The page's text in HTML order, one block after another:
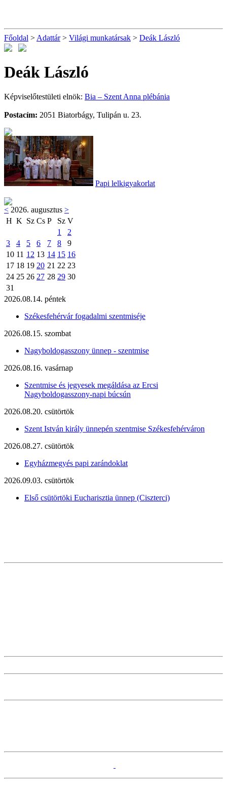
Főoldal > Adattár> Világi munkatársak > Deák László
Deák László
Képviselőtestületi elnök: Bia – Szent Anna plébánia
Postacím: 2051 Biatorbágy, Tulipán u. 23.
Papi lelkigyakorlat
< 2026. augusztus >
H K Sz Cs P Sz V
1
2
3
4 5 6 7 8
9
10 11 12 13 14 15 16
17 18 19 20 21 22 23
24 25 26 27 28 29 30
31
2026.08.14. péntek
Székesfehérvár fogadalmi szentmiséje
2026.08.15. szombat
Nagyboldogasszony ünnep - szentmise
2026.08.16. vasárnap
Szentmise és jegyesek megáldása az Ercsi
Nagyboldogasszony-napi búcsún
2026.08.20. csütörtök
Szent István király ünnepén szentmise Székesfehérváron
2026.08.27. csütörtök
Egyházmegyés papi zarándoklat
2026.09.03. csütörtök
Első csütörtöki Eucharisztia ünnep (Ciszterci)